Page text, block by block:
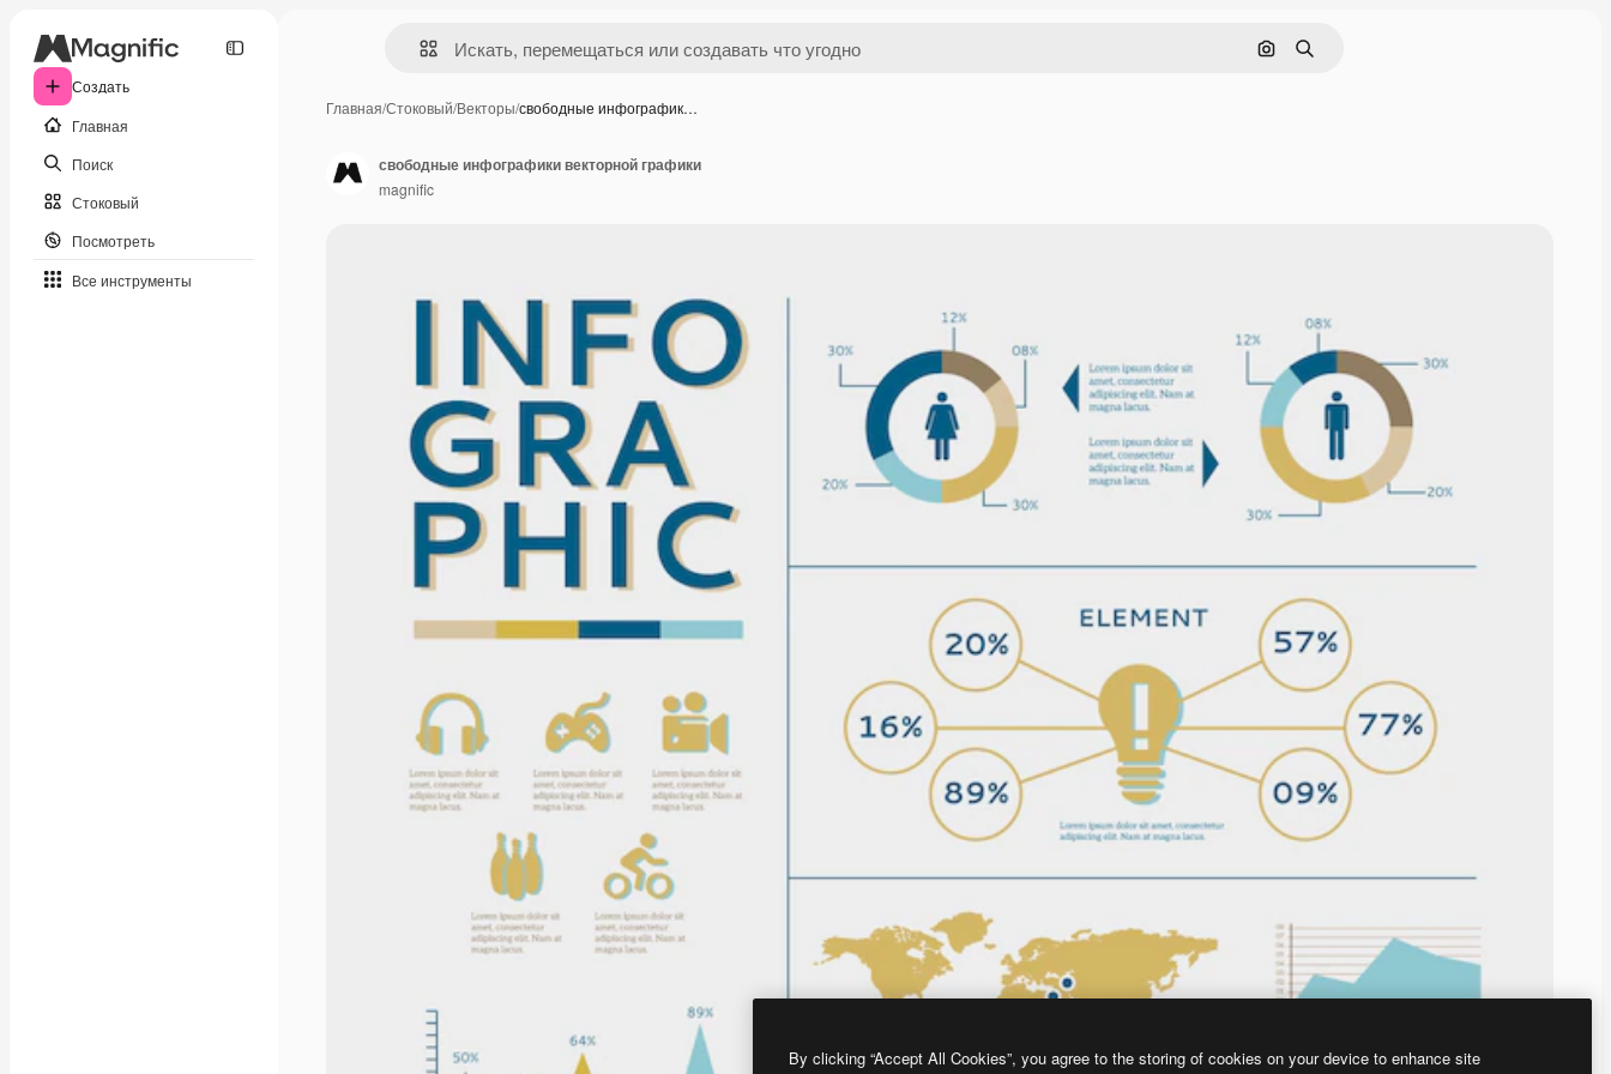
Создать
Главная
Поиск
Стоковый
Посмотреть
Все инструменты
Поиск по изображению
Поиск
Главная/Стоковый/Векторы/свободные инфографик…
свободные инфографики векторной графики
magnific
By clicking “Accept All Cookies”, you agree to the storing of cookies on your device to enhance site